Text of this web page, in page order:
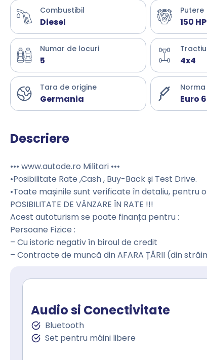
Combustibil
Diesel
Putere
150 HP
Numar de locuri
5 4x4
Tara de origine
Germania Euro 6
Descriere
••• www.autode.ro Militari •••
•Posibilitate Rate ,Cash , Buy-Back și Test Drive.
•Toate mașinile sunt verificate în detaliu, pentru
POSIBILITATE DE VÂNZARE ÎN RATE !!!
Acest autoturism se poate finanța pentru :
Persoane Fizice :
– Cu istoric negativ în biroul de credit
– Contracte de muncă din AFARA ȚĂRII (din străin
Audio si Conectivitate
Bluetooth
Set pentru mâini libere